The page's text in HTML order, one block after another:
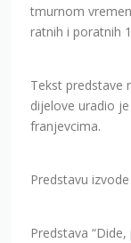
tmurnom
ratnih i poratnih
Tekst predstave
dijelove uradio
franjevcima.
Predstavu
Predstava